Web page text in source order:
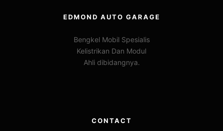
EDMOND AUTO GARAGE
Bengkel Mobil Spesialis
Kelistrikan Dan Modul
Ahli dibidangnya.
CONTACT